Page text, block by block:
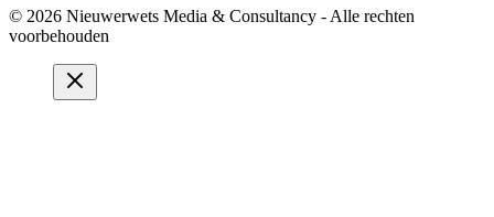
© 2026 Nieuwerwets Media & Consultancy - Alle rechten
voorbehouden